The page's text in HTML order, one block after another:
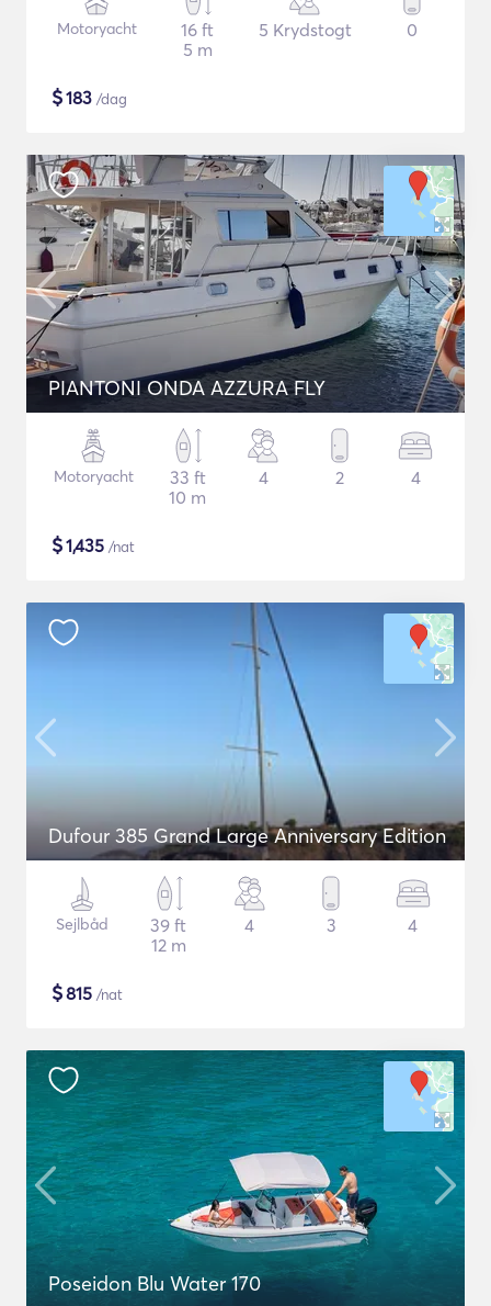
Motoryacht
16 ft
5 m
5 Krydstogt 0
$183 /dag
PIANTONI ONDA AZZURA FLY
Motoryacht
33 ft
10 m
4 2 4
$1,435 /nat
Dufour 385 Grand Large Anniversary Edition
Sejlbåd
39 ft
12 m
4 3 4
$815 /nat
Poseidon Blu Water 170